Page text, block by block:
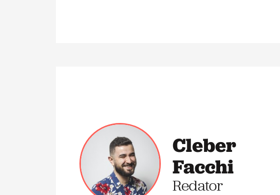
Cleber
Facchi
Redator